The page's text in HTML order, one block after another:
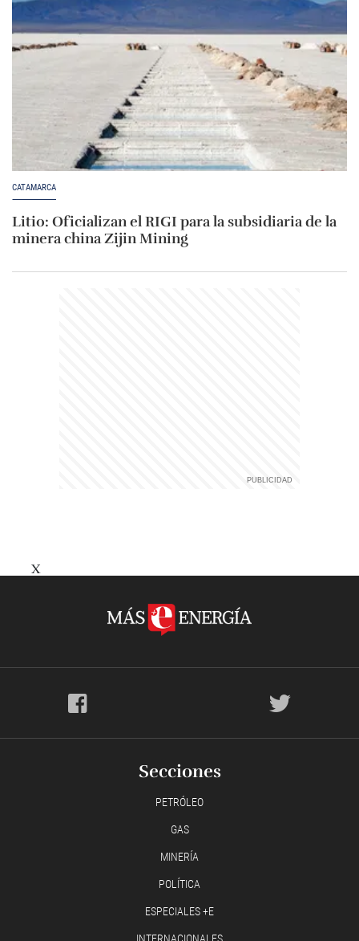
CATAMARCA
Litio: Oficializan el RIGI para la subsidiaria de la
minera china Zijin Mining
X
Secciones
PETRÓLEO
GAS
MINERÍA
POLÍTICA
ESPECIALES +E